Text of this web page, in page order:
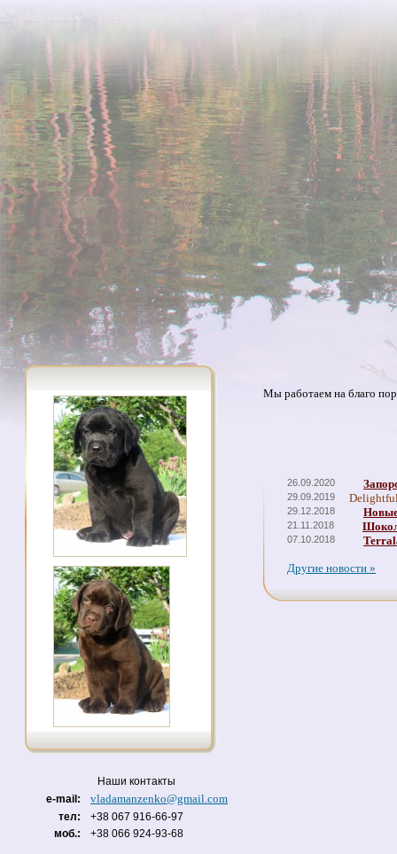
Наши контакты
e-mail:
vladamanzenko@gmail.com
тел:
+38 067 916-66-97
моб.:
+38 066 924-93-68
Мы работаем на благо
26.09.2020
29.09.2019
29.12.2018
21.11.2018
07.10.2018
Другие новости »